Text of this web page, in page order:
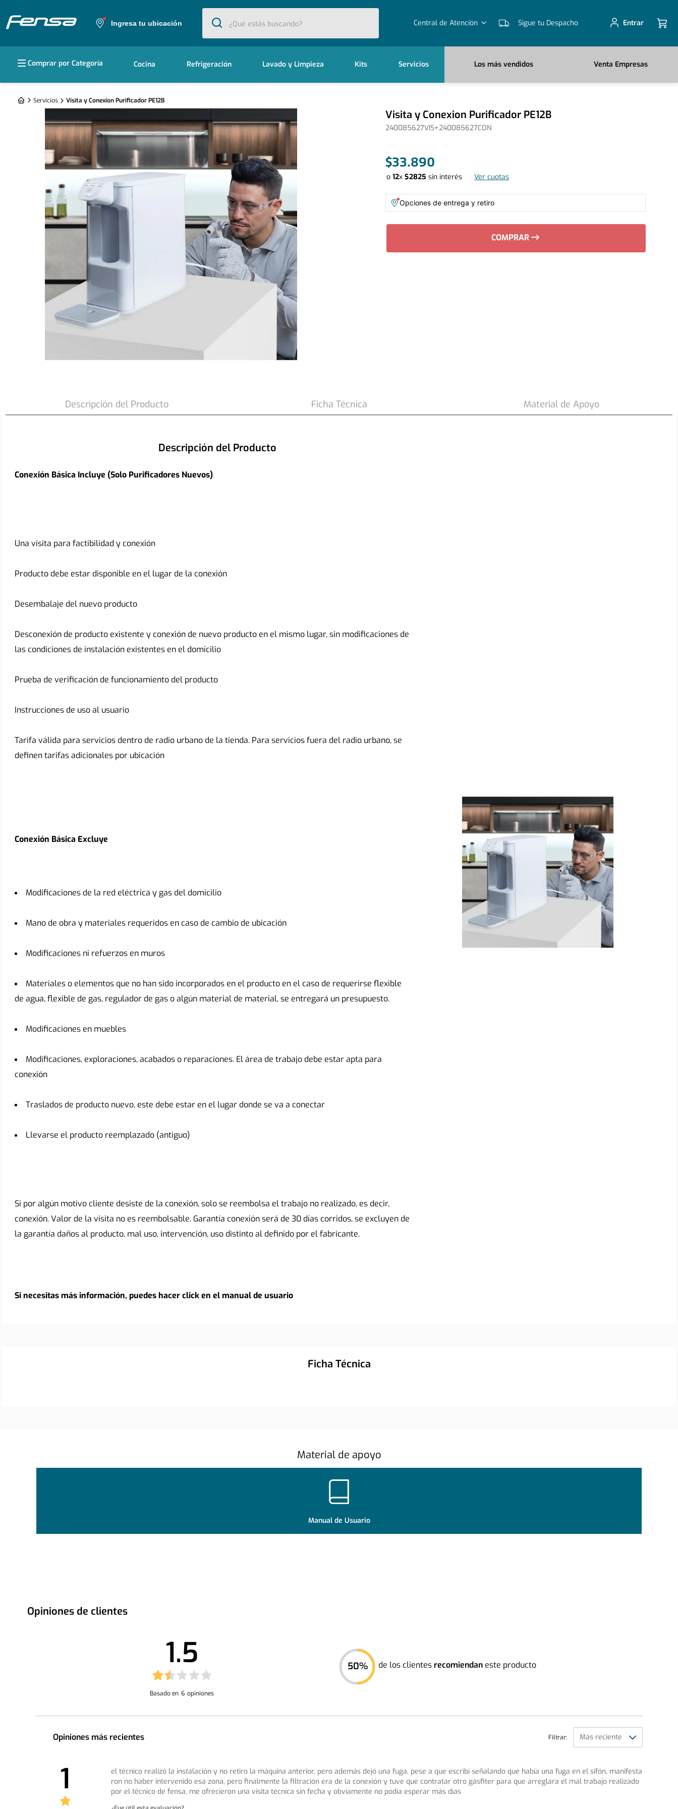
Ingresa tu ubicación
¿Qué estás buscando?
1. cocina 5 platos
bottom freezer
refrigerador no frost
secadora
Central de Atención Sigue tu Despacho Entrar
Comprar por Categoría Cocina Refrigeración Lavado y Limpieza Kits Servicios Los más vendidos Venta Empresas
Servicios Visita y Conexion Purificador PE12B
Visita y Conexion Purificador PE12B
240085627VIS+240085627CON
$33.890
o 12x $2825 sin interés Ver cuotas
Opciones de entrega y retiro
COMPRAR
Descripción del Producto Ficha Técnica Material de Apoyo
Descripción del Producto
Conexión Básica Incluye (Solo Purificadores Nuevos)
Una visita para factibilidad y conexión
Producto debe estar disponible en el lugar de la conexión
Desembalaje del nuevo producto
Desconexión de producto existente y conexión de nuevo producto en el mismo lugar, sin modificaciones de
las condiciones de instalación existentes en el domicilio
Prueba de verificación de funcionamiento del producto
Instrucciones de uso al usuario
Tarifa válida para servicios dentro de radio urbano de la tienda. Para servicios fuera del radio urbano, se
definen tarifas adicionales por ubicación
Conexión Básica Excluye
Modificaciones de la red eléctrica y gas del domicilio
Mano de obra y materiales requeridos en caso de cambio de ubicación
Modificaciones ni refuerzos en muros
Materiales o elementos que no han sido incorporados en el producto en el caso de requerirse flexible
de agua, flexible de gas, regulador de gas o algún material de material, se entregará un presupuesto.
Modificaciones en muebles
Modificaciones, exploraciones, acabados o reparaciones. El área de trabajo debe estar apta para
conexión
Traslados de producto nuevo, este debe estar en el lugar donde se va a conectar
Llevarse el producto reemplazado (antiguo)
Si por algún motivo cliente desiste de la conexión, solo se reembolsa el trabajo no realizado, es decir,
conexión. Valor de la visita no es reembolsable. Garantía conexión será de 30 días corridos, se excluyen de
la garantía daños al producto, mal uso, intervención, uso distinto al definido por el fabricante.
Si necesitas más información, puedes hacer click en el manual de usuario
Ficha Técnica
Material de apoyo
Manual de Usuario
Opiniones de clientes
1.5
Basado en 6 opiniones
50% de los clientes recomiendan este producto
Opiniones más recientes Filtrar:
1
el técnico realizó la instalación y no retiro la máquina anterior, pero además dejó una fuga, pese a que escribí señalando que había una fuga en el sifón, manifesta
ron no haber intervenido esa zona, pero finalmente la filtración era de la conexión y tuve que contratar otro gásfiter para que arreglara el mal trabajo realizado
por el técnico de fensa, me ofrecieron una visita técnica sin fecha y obviamente no podía esperar más días